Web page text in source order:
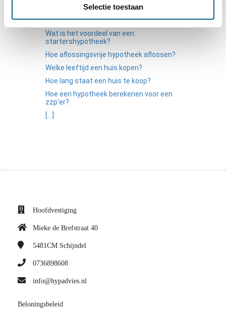
Selectie toestaan
Hoe bereken je de boete bij het
oversluiten van een hypotheek?
Wat is het voordeel van een
startershypotheek?
Hoe aflossingsvrije hypotheek aflossen?
Welke leeftijd een huis kopen?
Hoe lang staat een huis te koop?
Hoe een hypotheek berekenen voor een
zzp'er?
[...]
Hoofdvestiging
Mieke de Brefstraat 40
5481CM Schijndel
0736898608
info@hypadvies.nl
Beloningsbeleid